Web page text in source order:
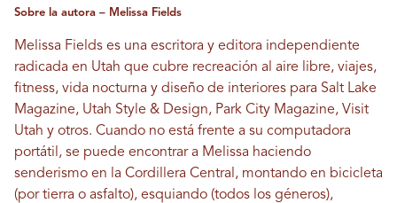
Sobre la autora – Melissa Fields
Melissa Fields es una escritora y editora independiente
radicada en Utah que cubre recreación al aire libre, viajes,
fitness, vida nocturna y diseño de interiores para Salt Lake
Magazine, Utah Style & Design, Park City Magazine, Visit
Utah y otros. Cuando no está frente a su computadora
portátil, se puede encontrar a Melissa haciendo
senderismo en la Cordillera Central, montando en bicicleta
(por tierra o asfalto), esquiando (todos los géneros),